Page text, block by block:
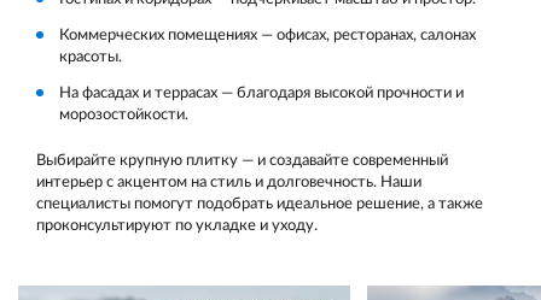
Коммерческих помещениях — офисах, ресторанах, салонах
красоты.
На фасадах и террасах — благодаря высокой прочности и
морозостойкости.
Выбирайте крупную плитку — и создавайте современный
интерьер с акцентом на стиль и долговечность. Наши
специалисты помогут подобрать идеальное решение, а также
проконсультируют по укладке и уходу.